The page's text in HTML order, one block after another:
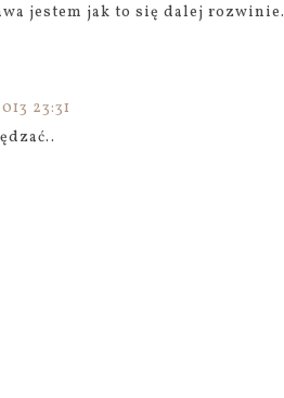
jestem jak to się dalej rozwinie.
23:31